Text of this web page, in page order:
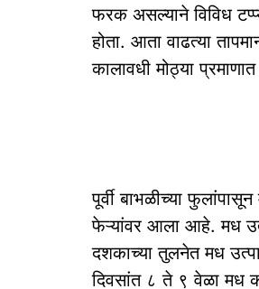
फरक असल्याने विविध
होता. आता वाढत्या
कालावधी मोठ्या
पूर्वी बाभळीच्या
फेऱ्यांवर आला आहे. मध
दशकाच्या तुलनेत मध
दिवसांत ८ ते ९ वेळा मध